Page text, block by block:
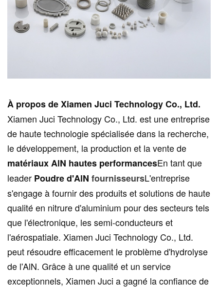
À propos de Xiamen Juci Technology Co., Ltd.
Xiamen Juci Technology Co., Ltd. est une entreprise
de haute technologie spécialisée dans la recherche,
le développement, la production et la vente de
matériaux AlN hautes performancesEn tant que
leader Poudre d'AlN fournisseursL'entreprise
s'engage à fournir des produits et solutions de haute
qualité en nitrure d'aluminium pour des secteurs tels
que l'électronique, les semi-conducteurs et
l'aérospatiale. Xiamen Juci Technology Co., Ltd.
peut résoudre efficacement le problème d'hydrolyse
de l'AlN. Grâce à une qualité et un service
exceptionnels, Xiamen Juci a gagné la confiance de